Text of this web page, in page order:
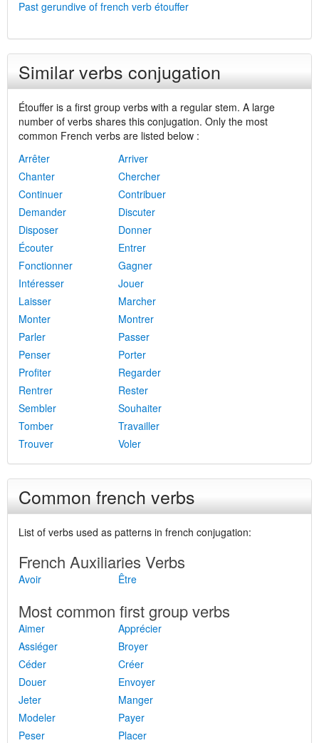
Past gerundive of french verb étouffer
Similar verbs conjugation
Étouffer is a first group verbs with a regular stem. A large
number of verbs shares this conjugation. Only the most
common French verbs are listed below :
Arrêter
Arriver
Chanter
Chercher
Continuer
Contribuer
Demander
Discuter
Disposer
Donner
Écouter
Entrer
Fonctionner
Gagner
Intéresser
Jouer
Laisser
Marcher
Monter
Montrer
Parler
Passer
Penser
Porter
Profiter
Regarder
Rentrer
Rester
Sembler
Souhaiter
Tomber
Travailler
Trouver
Voler
Common french verbs
List of verbs used as patterns in french conjugation:
French Auxiliaries Verbs
Avoir Être
Most common first group verbs
Aimer
Apprécier
Assiéger
Broyer
Céder
Créer
Douer
Envoyer
Jeter
Manger
Modeler
Payer
Peser
Placer